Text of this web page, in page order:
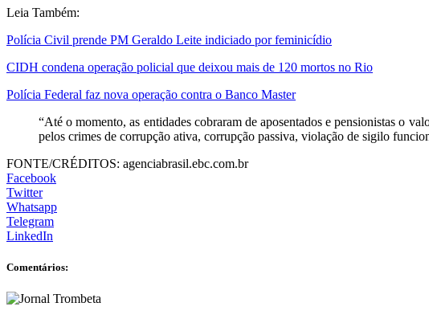
Leia Também:
Polícia Civil prende PM Geraldo Leite indiciado por feminicídio
CIDH condena operação policial que deixou mais de 120 mortos no Rio
Polícia Federal faz nova operação contra o Banco Master
“Até o momento, as entidades cobraram de aposentados e pensionistas o
pelos crimes de corrupção ativa, corrupção passiva, violação de sigilo
FONTE/CRÉDITOS: agenciabrasil.ebc.com.br
Facebook
Twitter
Whatsapp
Telegram
LinkedIn
Comentários: